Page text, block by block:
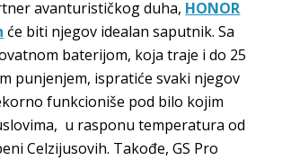
avanturističkog duha, HONOR
će biti njegov idealan saputnik. Sa
baterijom, koja traje i do 25
punjenjem, ispratiće svaki njegov
funkcioniše pod bilo kojim
u rasponu temperatura od
Celzijusovih. Takođe, GS Pro